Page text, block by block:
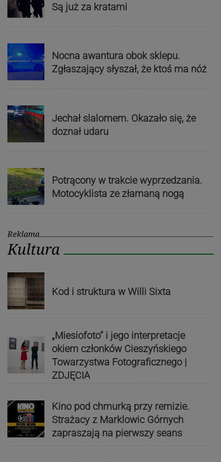
Są już za kratami
Nocna awantura obok sklepu.
Zgłaszający słyszał, że ktoś ma nóż
Jechał slalomem. Okazało się, że
doznał udaru
Potrącony w trakcie wyprzedzania.
Motocyklista ze złamaną nogą
Reklama
Kultura
Kod i struktura w Willi Sixta
„Miesiofoto” i jego interpretacje
okiem członków Cieszyńskiego
Towarzystwa Fotograficznego |
ZDJĘCIA
Kino pod chmurką przy remizie.
Strażacy z Marklowic Górnych
zapraszają na pierwszy seans